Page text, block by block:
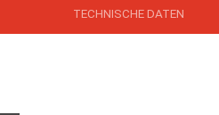
TECHNISCHE DATEN